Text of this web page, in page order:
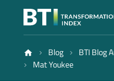
Index
Blog
BTI Blog
Mat Youkee